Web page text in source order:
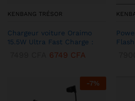
KENBANG TRÉSOR
Chargeur voiture Oraimo
15.5W Ultra Fast Charge :
6749 CFA
-7%